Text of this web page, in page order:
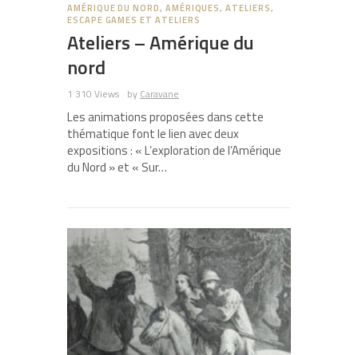
AMÉRIQUE DU NORD, AMÉRIQUES,ATELIERS,
ESCAPE GAMES ET ATELIERS
Ateliers – Amérique du
nord
1 310 Views by Caravane
Les animations proposées dans cette
thématique font le lien avec deux
expositions : « L’exploration de l’Amérique
du Nord » et « Sur…